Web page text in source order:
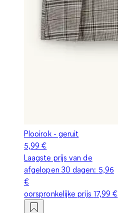
Plooirok - geruit
5,99 €
Laagste prijs van de
afgelopen 30 dagen: 5,96
€
oorspronkelijke prijs 17,99 €